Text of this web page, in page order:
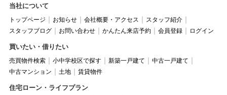
当社について
トップページ お知らせ 会社概要・アクセス
スタッフ紹介
スタッフブログ
お問い合わせ かんたん来店予約 会員登録 ログイン
買いたい・借りたい
売買物件検索 小中学校区で探す 新築一戸建て
中古一戸建て
中古マンション
土地 賃貸物件
住宅ローン・ライフプラン